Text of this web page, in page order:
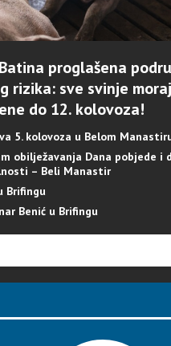
proglašena
rizika: sve svinje
do 12. kolovoza!
5. kolovoza u Belom
obilježavanja Dana pobjede i
– Beli Manastir
Brifingu
Benić u Brifingu